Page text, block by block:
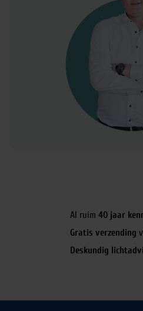
Al ruim 40 jaar
Gratis verzending
Deskundig